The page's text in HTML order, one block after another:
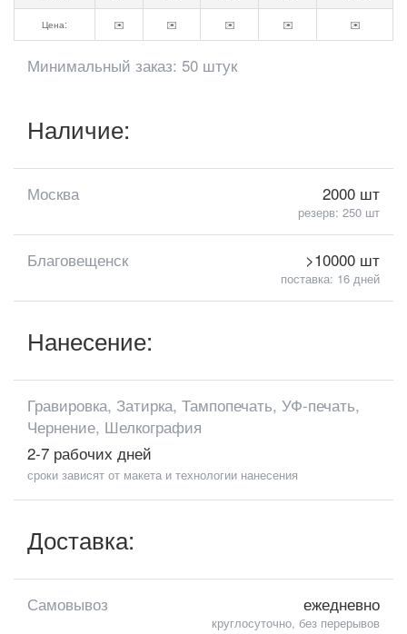
Цена: ✉️ ✉️ ✉️ ✉️ ✉️
Минимальный заказ: 50 штук
Наличие:
Москва 2000 шт
резерв: 250 шт
Благовещенск >10000 шт
поставка: 16 дней
Нанесение:
Гравировка, Затирка, Тампопечать, УФ-печать,
Чернение, Шелкография
2-7 рабочих дней
сроки зависят от макета и технологии нанесения
Доставка:
Самовывоз ежедневно
круглосуточно, без перерывов